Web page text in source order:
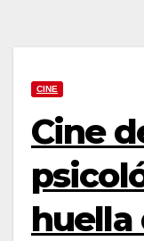
CINE
Cine
huella